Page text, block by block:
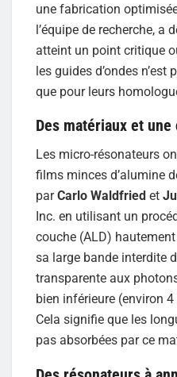
une fabrication
l’équipe de recherche, a
atteint un point critique
les guides d’ondes
que pour leurs
Des matériaux et
Les micro-résonateurs
films minces d’alumine
parCarlo Waldfried et
Inc. en utilisant un
couche (ALD)
sa large bande interdite
transparente aux
bien inférieure (environ
Cela signifie que les
pas absorbées par ce